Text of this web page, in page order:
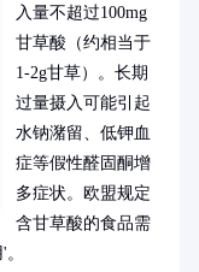
入量不超过100mg
甘草酸（约相当于
1-2g甘草）。长期
过量摄入可能引起
水钠潴留、低钾血
症等假性醛固酮增
多症状。欧盟规定
含甘草酸的食品需